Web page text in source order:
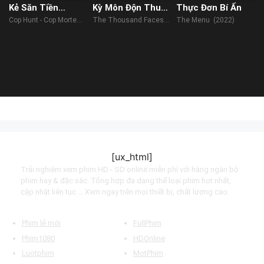
Kẻ Săn Tiền
Thưởng
Cop Hunt - Cop Mortem
Kỳ Môn Độn Thuật
2
The Thousand Faces
Thực Đơn Bí Ẩn
The Menu (2022)